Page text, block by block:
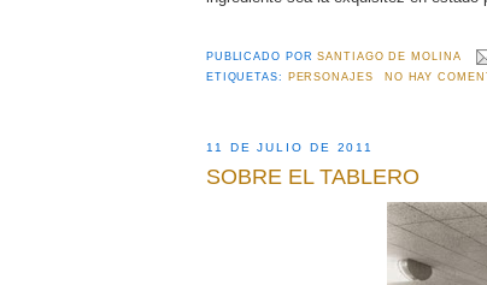
PUBLICADO PORSANTIAGO DE MOLINA
ETIQUETAS:
PERSONAJES NO HAY
11 DE JULIO DE 2011
SOBRE EL TABLERO